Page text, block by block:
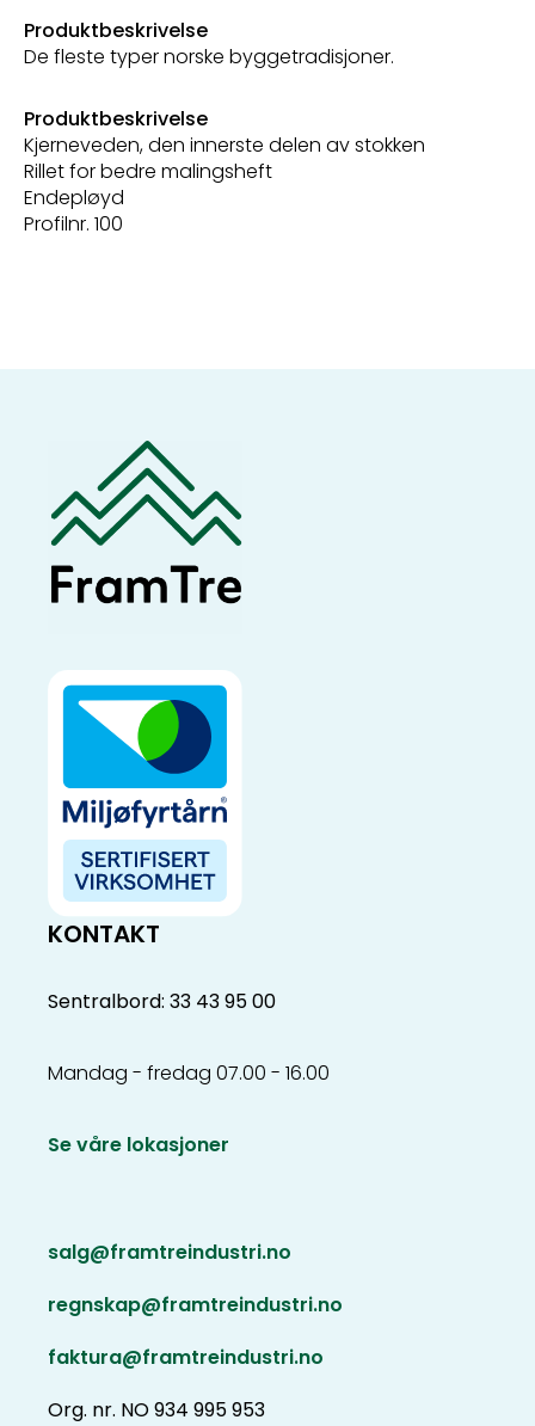
Produktbeskrivelse
De fleste typer norske byggetradisjoner.
Produktbeskrivelse
Kjerneveden, den innerste delen av stokken
Rillet for bedre malingsheft
Endepløyd
Profilnr. 100
KONTAKT
Sentralbord: 33 43 95 00
Mandag - fredag 07.00 - 16.00
Se våre lokasjoner
salg@framtreindustri.no
regnskap@framtreindustri.no
faktura@framtreindustri.no
Org. nr. NO 934 995 953